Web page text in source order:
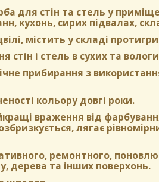
для стін та стель у
кухонь, сирих підвалах,
містить у складі
стін і стель в сухих та
прибирання з
кольору довгі роки.
враження від
лягає
ремонтного,
дерева та інших поверхонь.